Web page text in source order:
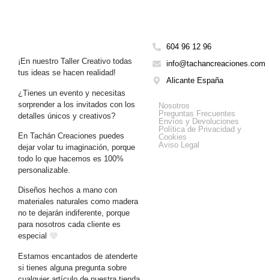
¡En nuestro Taller Creativo todas
tus ideas se hacen realidad!
¿Tienes un evento y necesitas
sorprender a los invitados con los
detalles únicos y creativos?
En Tachán Creaciones puedes
dejar volar tu imaginación, porque
todo lo que hacemos es 100%
personalizable.
Diseños hechos a mano con
materiales naturales como madera
no te dejarán indiferente, porque
para nosotros cada cliente es
especial
Estamos encantados de atenderte
si tienes alguna pregunta sobre
604 96 12 96
info@tachancreaciones.com
Alicante España
Nosotros
Preguntas Frecuentes
Envíos y Devoluciones
Política de Privacidad y
Cookies
Aviso Legal